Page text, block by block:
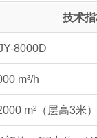
技术
8000D
m³/h
m²（层高3米）